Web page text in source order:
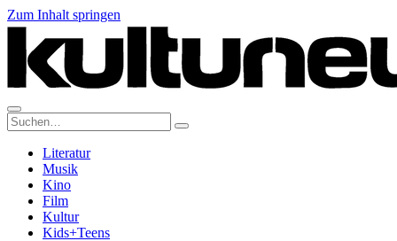
Zum Inhalt springen
Suche:
Literatur
Musik
Kino
Film
Kultur
Kids+Teens